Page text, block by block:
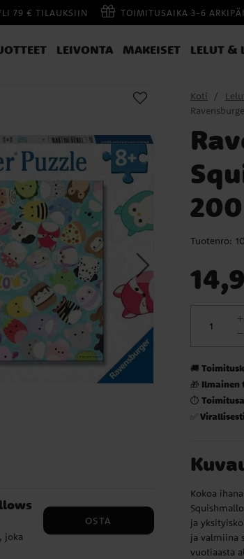
79 € TILAUKSIIN TOIMITUSAIKA 3-6
LEIVONTA MAKEISET LELUT &
joka
OSTA
Koti
Tuotenro:
🚚
🎁 Ilmainen
⏱️
✅
Kokoa
ja
ja valmiina
vuotiaasta